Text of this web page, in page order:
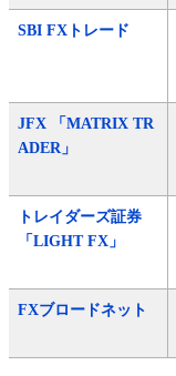
SBI FXトレード
JFX 「MATRIX TR
ADER」
トレイダーズ証券
「LIGHT FX」
FXブロードネット